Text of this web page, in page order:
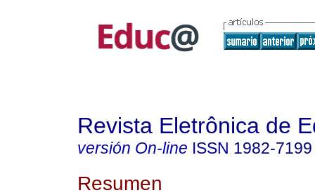
Revista Eletrônica de
versión On-line ISSN 1982-7199
Resumen